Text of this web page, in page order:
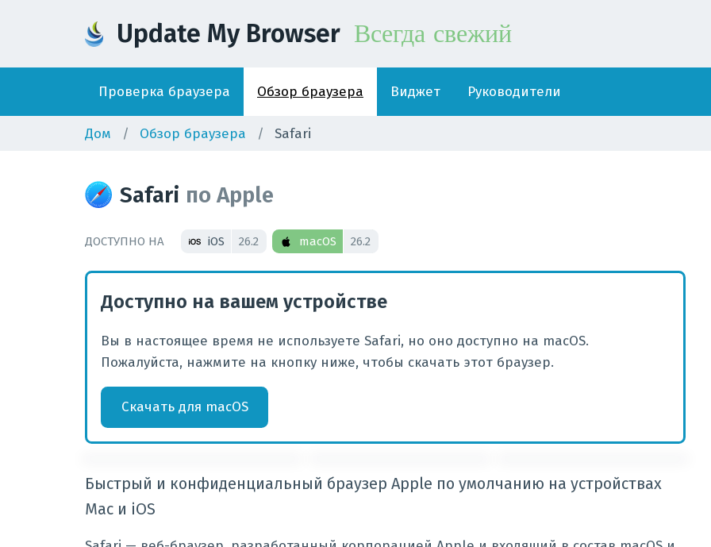
Update My Browser Всегда свежий
Проверка браузера Обзор браузера Виджет Руководители
Дом Обзор браузера Safari
Safari по Apple
ДОСТУПНО НА iOS 26.2 macOS 26.2
Доступно на вашем устройстве
Вы в настоящее время не используете Safari, но оно доступно на macOS.
Пожалуйста, нажмите на кнопку ниже, чтобы скачать этот браузер.
Скачать для macOS
Быстрый и конфиденциальный браузер Apple по умолчанию на устройствах
Mac и iOS